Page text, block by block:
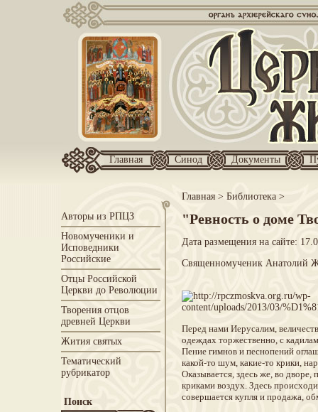
Главная Синод Документы
Главная> Библиотека >
Авторы из РПЦЗ
Новомученики и
Исповедники
Российские
Отцы Российской
Церкви до Революции
Творения отцов
древней Церкви
Жития святых
Тематический
рубрикатор
Поиск
"Ревность о доме
Дата размещения на сайте:
Священномученик Анатолий
Перед нами Иерусалим,
одеждах торжественно, с
Пение гимнов и песнопений
какой-то шум, какие-то крики,
Оказывается, здесь же, во
криками воздух. Здесь
совершается купля и продажа,